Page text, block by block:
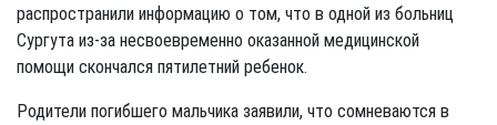
распространили информацию о том, что в одной из больниц
Сургута из-за несвоевременно оказанной медицинской
помощи скончался пятилетний ребенок.
Родители погибшего мальчика заявили, что сомневаются в